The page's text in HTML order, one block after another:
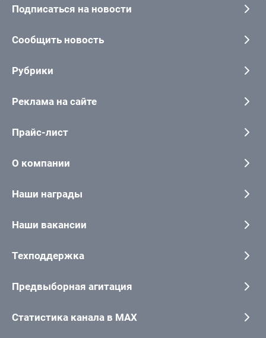
Подписаться на новости
Сообщить новость
Рубрики
Реклама на сайте
Прайс-лист
О компании
Наши награды
Наши вакансии
Техподдержка
Предвыборная агитация
Статистика канала в MAX